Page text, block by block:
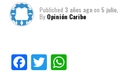
Published 3 años agoon 5
By Opinión Caribe
Facebook
Twitter